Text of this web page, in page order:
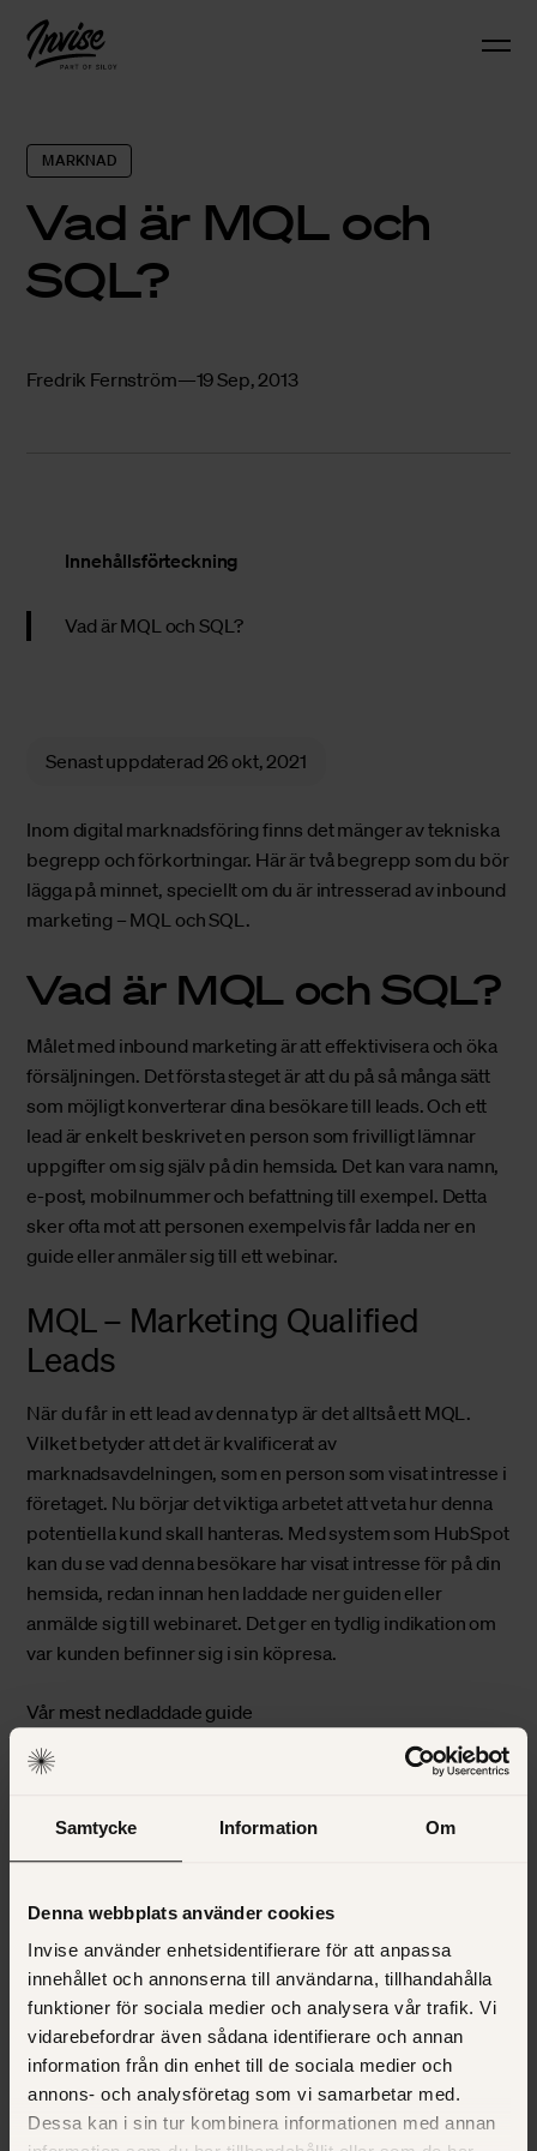
Samtycke Information Om
Denna webbplats använder cookies
Invise använder enhetsidentifierare för att anpassa
innehållet och annonserna till användarna, tillhandahålla
funktioner för sociala medier och analysera vår trafik. Vi
vidarebefordrar även sådana identifierare och annan
information från din enhet till de sociala medier och
annons- och analysföretag som vi samarbetar med.
Dessa kan i sin tur kombinera informationen med annan
MARKNAD
Vad är MQL och
SQL?
Fredrik Fernström 19 Sep, 2013
Innehållsförteckning
Vad är MQL och SQL?
Senast uppdaterad 26 okt, 2021
Inom digital marknadsföring finns det mänger av tekniska
begrepp och förkortningar. Här är två begrepp som du bör
lägga på minnet, speciellt om du är intresserad av inbound
marketing – MQL och SQL.
Vad är MQL och SQL?
Målet med inbound marketing är att effektivisera och öka
försäljningen. Det första steget är att du på så många sätt
som möjligt konverterar dina besökare till leads. Och ett
lead är enkelt beskrivet en person som frivilligt lämnar
uppgifter om sig själv på din hemsida. Det kan vara namn,
e-post, mobilnummer och befattning till exempel. Detta
sker ofta mot att personen exempelvis får ladda ner en
guide eller anmäler sig till ett webinar.
MQL – Marketing Qualified
Leads
När du får in ett lead av denna typ är det alltså ett MQL.
Vilket betyder att det är kvalificerat av
marknadsavdelningen, som en person som visat intresse i
företaget. Nu börjar det viktiga arbetet att veta hur denna
potentiella kund skall hanteras. Med system som HubSpot
kan du se vad denna besökare har visat intresse för på din
hemsida, redan innan hen laddade ner guiden eller
anmälde sig till webinaret. Det ger en tydlig indikation om
var kunden befinner sig i sin köpresa.
Vår mest nedladdade guide
Vad är inbound
Ladda ner
gör jobbet. Det innebär att ingen fysisk person tar kontakt
med en person som har befattningen MQL. I detta stadie
får personen ta emot automatiserade rekommendationer,
viamarketing automation, på ytterligare läsning som kan
driva hen längre framåt i köpprocessen.
SQL – Sales Qualified Leads